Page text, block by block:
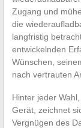
Zugang und
die
langfristig
entwickelnden
Wünschen,
nach vertrauten
Hinter jeder
Gerät, zeichnet
Vergnügen des